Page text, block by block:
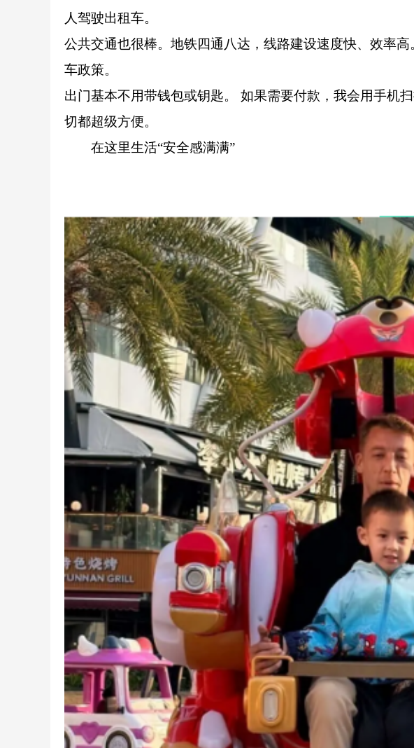
人驾驶出租车。
公共交通也很棒。地铁四通八达，线路建设速度快、效率
车政策。
出门基本不用带钱包或钥匙。 如果需要付款，我会用手机
切都超级方便。
在这里生活“安全感满满”